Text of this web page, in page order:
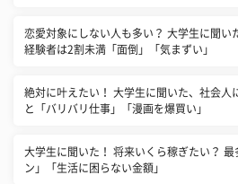
恋愛対象にしない人も多い？ 大学生に聞い
経験者は2割未満「面倒」「気まずい」
絶対に叶えたい！ 大学生に聞いた、社会人
と「バリバリ仕事」「漫画を爆買い」
大学生に聞いた！ 将来いくら稼ぎたい？
ン」「生活に困らない金額」